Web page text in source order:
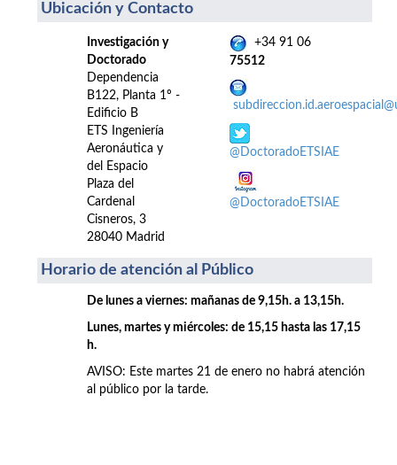
Ubicación y Contacto
Investigación y
Doctorado
Dependencia
B122, Planta 1º -
Edificio B
ETS Ingeniería
Aeronáutica y
del Espacio
Plaza del
Cardenal
Cisneros, 3
28040 Madrid
+34 91 06
75512
@DoctoradoETSIAE
@DoctoradoETSIAE
Horario de atención al Público
De lunes a viernes: mañanas de 9,15h. a 13,15h.
Lunes, martes y miércoles: de 15,15 hasta las 17,15
h.
AVISO: Este martes 21 de enero no habrá atención
al público por la tarde.